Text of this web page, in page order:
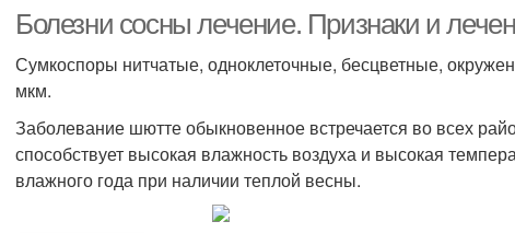
Болезни сосны лечение. Признаки и
Сумкоспоры нитчатые, одноклеточные, бесцветные,
мкм.
Заболевание шютте обыкновенное встречается во всех
способствует высокая влажность воздуха и высокая
влажного года при наличии теплой весны.